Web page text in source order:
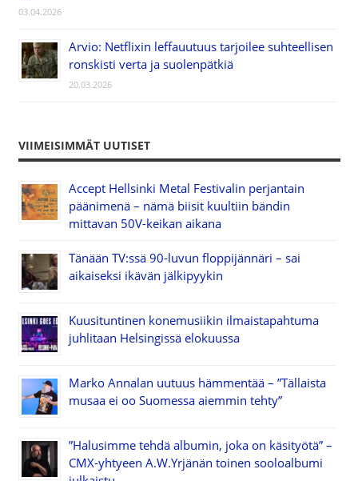
03.04.2026
Arvio: Netflixin leffauutuus tarjoilee suhteellisen
ronskisti verta ja suolenpätkiä
20.03.2026
VIIMEISIMMÄT UUTISET
Accept Hellsinki Metal Festivalin perjantain
päänimenä – nämä biisit kuultiin bändin
mittavan 50V-keikan aikana
Tänään TV:ssä 90-luvun floppijännäri – sai
aikaiseksi ikävän jälkipyykin
Kuusituntinen konemusiikin ilmaistapahtuma
juhlitaan Helsingissä elokuussa
Marko Annalan uutuus hämmentää – ”Tällaista
musaa ei oo Suomessa aiemmin tehty”
”Halusimme tehdä albumin, joka on käsityötä” –
CMX-yhtyeen A.W.Yrjänän toinen sooloalbumi